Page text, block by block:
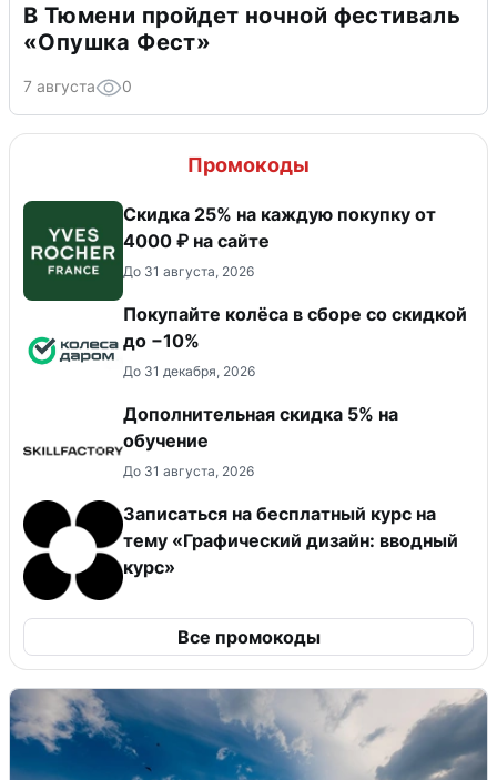
В Тюмени пройдет ночной фестиваль
«Опушка Фест»
7 августа 0
Промокоды
Скидка 25% на каждую покупку от
4000 ₽ на сайте
До 31 августа, 2026
Покупайте колёса в сборе со скидкой
до −10%
До 31 декабря, 2026
Дополнительная скидка 5% на
обучение
До 31 августа, 2026
Записаться на бесплатный курс на
тему «Графический дизайн: вводный
курс»
Все промокоды